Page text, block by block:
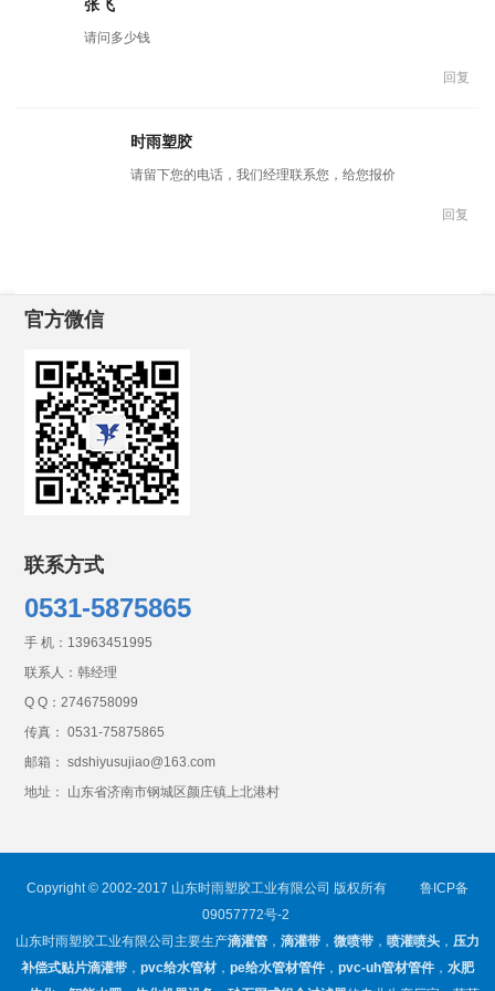
张飞
请问多少钱
回复
时雨塑胶
请留下您的电话，我们经理联系您，给您报价
回复
官方微信
联系方式
0531-5875865
手 机： 13963451995
联系人：韩经理
Q Q： 2746758099
传真： 0531-75875865
邮箱： sdshiyusujiao@163.com
地址： 山东省济南市钢城区颜庄镇上北港村
Copyright © 2002-2017 山东时雨塑胶工业有限公司 版权所有
鲁ICP备
09057772号-2
山东时雨塑胶工业有限公司主要生产滴灌管， 滴灌带， 微喷带， 喷灌喷头， 压力
补偿式贴片滴灌带， pvc给水管材， pe给水管材管件， pvc-uh管材管件， 水肥